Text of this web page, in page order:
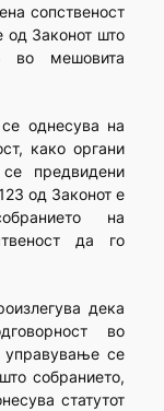
сопственост
од Законот што
во мешовита
однесува на
како органи
предвидени
од Законот е
на
да го
дека
во
управување се
собранието,
статутот